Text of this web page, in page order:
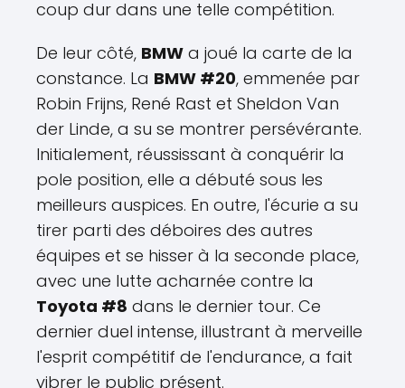
coup dur dans une telle compétition.
De leur côté, BMW a joué la carte de la
constance. La BMW #20, emmenée par
Robin Frijns, René Rast et Sheldon Van
der Linde, a su se montrer persévérante.
Initialement, réussissant à conquérir la
pole position, elle a débuté sous les
meilleurs auspices. En outre, l'écurie a su
tirer parti des déboires des autres
équipes et se hisser à la seconde place,
avec une lutte acharnée contre la
Toyota #8 dans le dernier tour. Ce
dernier duel intense, illustrant à merveille
l'esprit compétitif de l'endurance, a fait
vibrer le public présent.